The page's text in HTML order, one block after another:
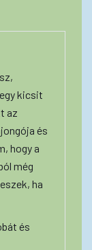
kicsit
az
és
hogy a
még
ha
és